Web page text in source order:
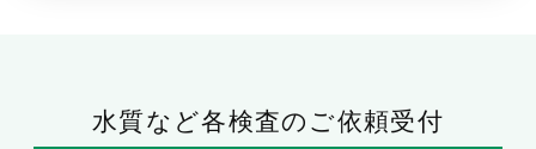
水質など各検査のご依頼受付